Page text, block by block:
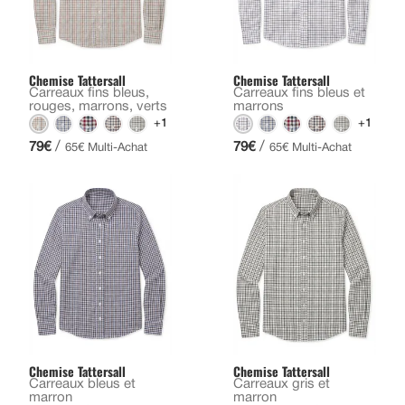
Chemise Tattersall
Carreaux fins bleus,
rouges, marrons, verts
+1
79€ / 65€ Multi-Achat
Chemise Tattersall
Carreaux fins bleus et
marrons
+1
79€ / 65€ Multi-Achat
Chemise Tattersall
Carreaux bleus et
marron
Chemise Tattersall
Carreaux gris et
marron